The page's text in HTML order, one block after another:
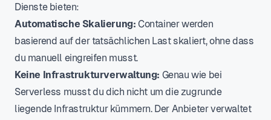
Dienste bieten:
Automatische Skalierung: Container werden
basierend auf der tatsächlichen Last skaliert, ohne dass
du manuell eingreifen musst.
Keine Infrastrukturverwaltung: Genau wie bei
Serverless musst du dich nicht um die zugrunde
liegende Infrastruktur kümmern. Der Anbieter verwaltet